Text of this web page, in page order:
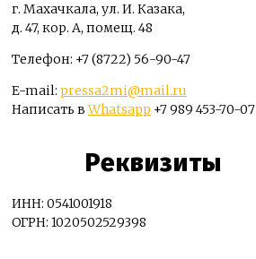
г. Махачкала, ул. И. Казака,
д. 47, кор. А, помещ. 48
Телефон: +7 (8722) 56-90-47
E-mail: pressa2mi@mail.ru
Написать вWhatsapp +7 989 453-70-07
Реквизиты
ИНН: 0541001918
ОГРН: 1020502529398